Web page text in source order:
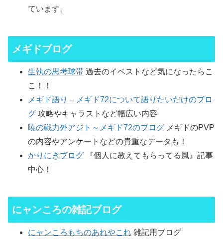
ています。
メギドブログ
生執の思考球帯 過去のイベストなど気になったらこ
こ！！
メギド語り – メギド72について語りたいだけのブロ
グ 攻略やキャラストなど幅広い内容
暁の戦力外アジト～メギド72のブログ メギドのPVP
の内容やアンケートなどの貴重なデータも！
かりにきブログ 『個人に教えてもらってる風』記事
中心！
にャンころの雑記ブログ
にャンころもちのあれやこれ 雑記用ブログ